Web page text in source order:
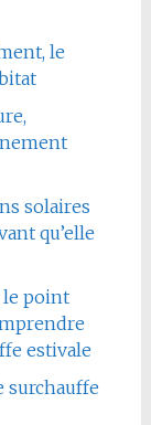
le
solaires
qu’elle
le point
estivale
surchauffe